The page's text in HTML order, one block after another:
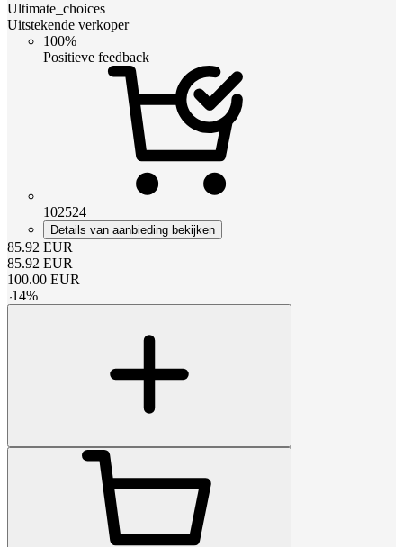
Ultimate_choices
Uitstekende verkoper
100%
Positieve feedback
102524
Details van aanbieding bekijken
85.92 EUR
85.92 EUR
100.00 EUR
-14%